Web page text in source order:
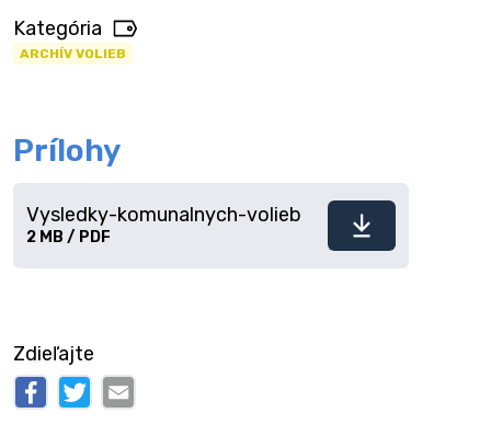
Kategória
ARCHÍV VOLIEB
Prílohy
Stiahnuť
Vysledky-komunalnych-volieb
2 MB / PDF
Zdieľajte